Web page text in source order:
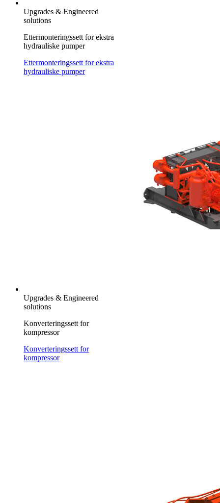
Upgrades & Engineered
solutions
Ettermonteringssett for ekstra
hydrauliske pumper
Ettermonteringssett for ekstra
hydrauliske pumper
Upgrades & Engineered
solutions
Konverteringssett for
kompressor
Konverteringssett for
kompressor